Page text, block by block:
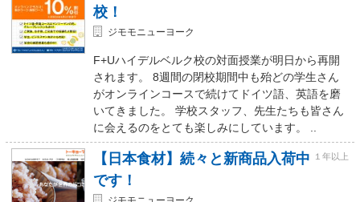
校！
ジモモニューヨーク
F+Uハイデルベルク校の対面授業が明日から再開
されます。 8週間の閉校期間中も殆どの学生さん
がオンラインコースで続けてドイツ語、英語を磨
いてきました。 学校スタッフ、先生たちも皆さん
に会えるのをとても楽しみにしています。 ..
【日本食材】続々と新商品入荷中
です！
１年以上